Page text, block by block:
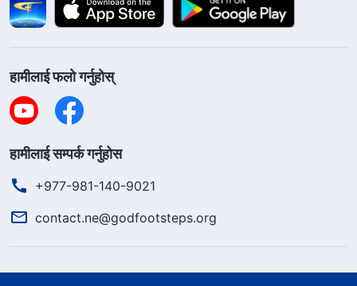
हामीलाई फलो गर्नुहोस्
हामीलाई सम्पर्क गर्नुहोस
+977-981-140-9021
contact.ne@godfootsteps.org